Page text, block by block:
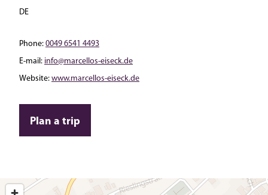
DE
Phone: 0049 6541 4493
E-mail: info@marcellos-eiseck.de
Website: www.marcellos-eiseck.de
Plan a trip